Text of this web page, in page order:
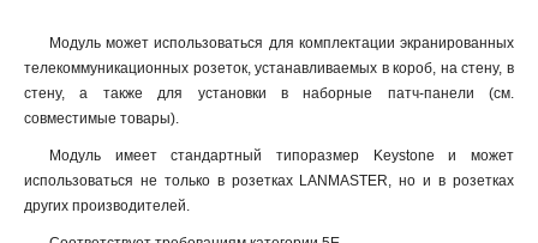
Модуль может использоваться для комплектации экранированных
телекоммуникационных розеток, устанавливаемых в короб, на стену, в
стену, а также для установки в наборные патч-панели (см.
совместимые товары).
Модуль имеет стандартный типоразмер Keystone и может
использоваться не только в розетках LANMASTER, но и в розетках
других производителей.